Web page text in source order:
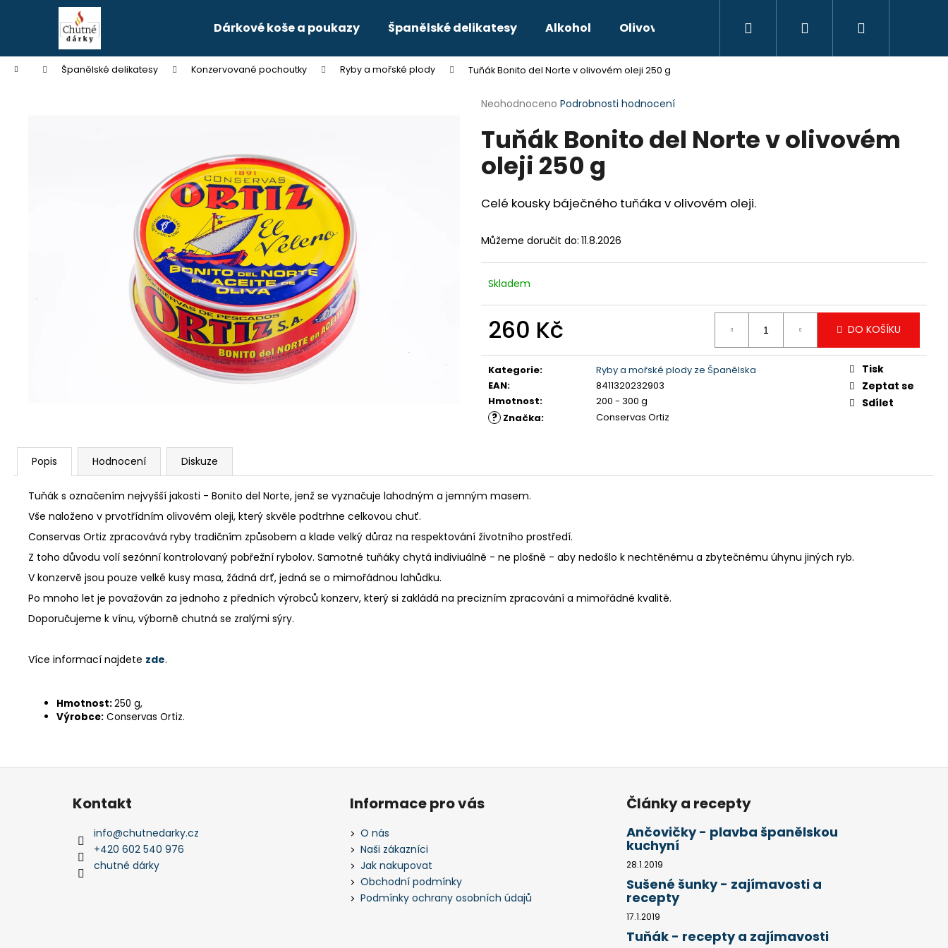
Dárkové koše a poukazy Španělské delikatesy Alkohol Olivové oleje Kontakty Hodnocení obchodu
Přihlášení
Domů Španělské delikatesy Konzervované pochoutky Ryby a mořské plody Tuňák Bonito del Norte v olivovém oleji 250 g
Průměrné
produktu
z
hvězdiček.
Neohodnoceno Podrobnosti hodnocení
Tuňák Bonito del Norte v olivovém
oleji 250 g
Celé kousky báječného tuňáka v olivovém oleji.
Můžeme doručit do: 11.8.2026
Skladem
260 Kč
cena:
DO KOŠÍKU
Kategorie:
Ryby a mořské plody ze Španělska
EAN:
8411320232903
Hmotnost: 200 - 300 g
? Značka: Conservas Ortiz
Tisk
Zeptat se
Sdílet
Popis Hodnocení Diskuze
Tuňák s označením nejvyšší jakosti - Bonito del Norte, jenž se vyznačuje lahodným a jemným masem.
Vše naloženo v prvotřídním olivovém oleji, který skvěle podtrhne celkovou chuť.
Conservas Ortiz zpracovává ryby tradičním způsobem a klade velký důraz na respektování životního prostředí.
Z toho důvodu volí sezónní kontrolovaný pobřežní rybolov. Samotné tuňáky chytá indiviuálně - ne plošně - aby nedošlo k nechtěnému a zbytečnému úhynu jiných ryb.
V konzervě jsou pouze velké kusy masa, žádná drť, jedná se o mimořádnou lahůdku.
Po mnoho let je považován za jednoho z předních výrobců konzerv, který si zakládá na precizním zpracování a mimořádné kvalitě.
Doporučujeme k vínu, výborně chutná se zralými sýry.
Více informací najdete zde.
Hmotnost:250 g,
Výrobce: Conservas Ortiz.
í
Zpět
do
obchodu
Zpět
do
obchodu
Co potřebujete najít?
HLEDAT
TURRON GUIRLACHE SE SEZAMEM
ALBARIÑO FAUSTINO RIVERO
428 Kč
MATARROMERA MELIOR CRIANZA 2013
506 Kč
Z
Kontakt
info@chutnedarky.cz
+420 602 540 976
chutné dárky
Informace pro vás
O nás
Naši zákazníci
Jak nakupovat
Obchodní podmínky
Podmínky ochrany osobních údajů
Články a recepty
Ančovičky - plavba španělskou
kuchyní
28.1.2019
Sušené šunky - zajímavosti a
recepty
17.1.2019
Tuňák - recepty a zajímavosti